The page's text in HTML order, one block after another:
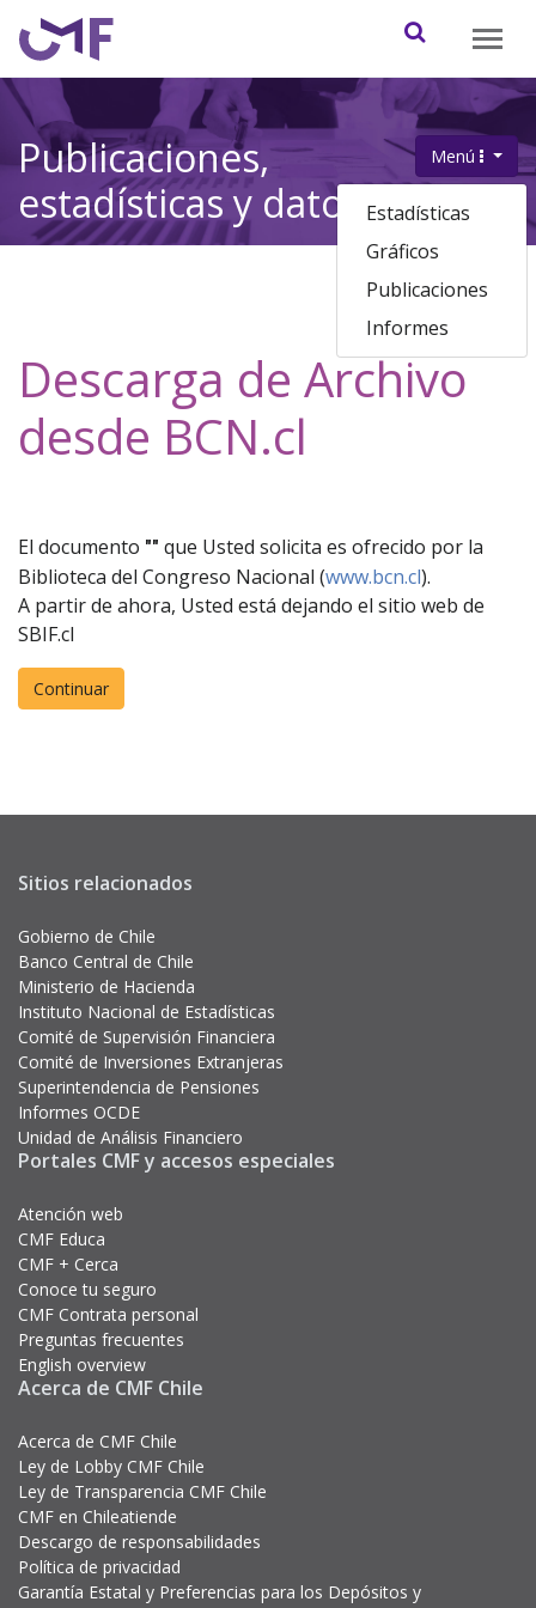
principal
Abrir /
Publicaciones,
estadísticas y datos
Menú .
Estadísticas
Gráficos
Publicaciones
Informes
Descarga de Archivo
desde BCN.cl
El documento "" que Usted solicita es ofrecido por la
Biblioteca del Congreso Nacional (www.bcn.cl).
A partir de ahora, Usted está dejando el sitio web de
SBIF.cl
Sitios relacionados
Gobierno de Chile
Banco Central de Chile
Ministerio de Hacienda
Instituto Nacional de Estadísticas
Comité de Supervisión Financiera
Comité de Inversiones Extranjeras
Superintendencia de Pensiones
Informes OCDE
Unidad de Análisis Financiero
Portales CMF y accesos especiales
Atención web
CMF Educa
CMF + Cerca
Conoce tu seguro
CMF Contrata personal
Preguntas frecuentes
English overview
Acerca de CMF Chile
Acerca de CMF Chile
Ley de Lobby CMF Chile
Ley de Transparencia CMF Chile
CMF en Chileatiende
Descargo de responsabilidades
Política de privacidad
Garantía Estatal y Preferencias para los Depósitos y